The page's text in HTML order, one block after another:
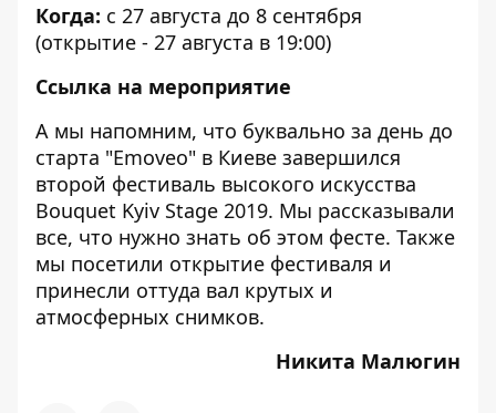
Когда: с 27 августа до 8 сентября
(открытие - 27 августа в 19:00)
Ссылка на мероприятие
А мы напомним, что буквально за день до
старта "Emoveo" в Киеве завершился
второй фестиваль высокого искусства
Bouquet Kyiv Stage 2019. Мы рассказывали
все, что нужно знать об этом фесте. Также
мы посетили открытие фестиваля и
принесли оттуда вал крутых и
атмосферных снимков.
Никита Малюгин